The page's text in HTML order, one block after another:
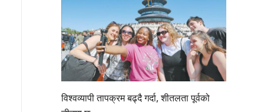
विश्वव्यापी तापक्रम बढ्दै गर्दा, शीतलता पूर्वको